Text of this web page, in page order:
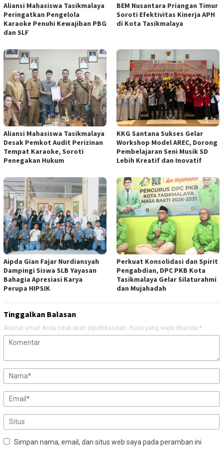
Aliansi Mahasiswa Tasikmalaya
Peringatkan Pengelola
Karaoke Penuhi Kewajiban PBG
dan SLF
BEM Nusantara Priangan Timur
Soroti Efektivitas Kinerja APH
di Kota Tasikmalaya
Aliansi Mahasiswa Tasikmalaya
Desak Pemkot Audit Perizinan
Tempat Karaoke, Soroti
Penegakan Hukum
KKG Santana Sukses Gelar
Workshop Model AREC, Dorong
Pembelajaran Seni Musik SD
Lebih Kreatif dan Inovatif
Aipda Gian Fajar Nurdiansyah
Dampingi Siswa SLB Yayasan
Bahagia Apresiasi Karya
Perupa HIPSIK
Perkuat Konsolidasi dan Spirit
Pengabdian, DPC PKB Kota
Tasikmalaya Gelar Silaturahmi
dan Mujahadah
Tinggalkan Balasan
Alamat email Anda tidak akan dipublikasikan. Ruas yang wajib ditandai *
Simpan nama, email, dan situs web saya pada peramban ini